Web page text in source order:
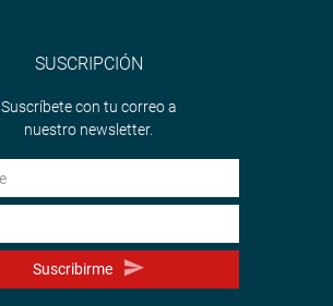
SUSCRIPCIÓN
Suscríbete con tu correo a
nuestro newsletter.
Suscribirme